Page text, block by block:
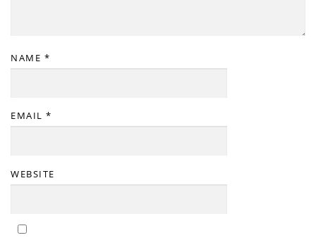
NAME *
EMAIL *
WEBSITE